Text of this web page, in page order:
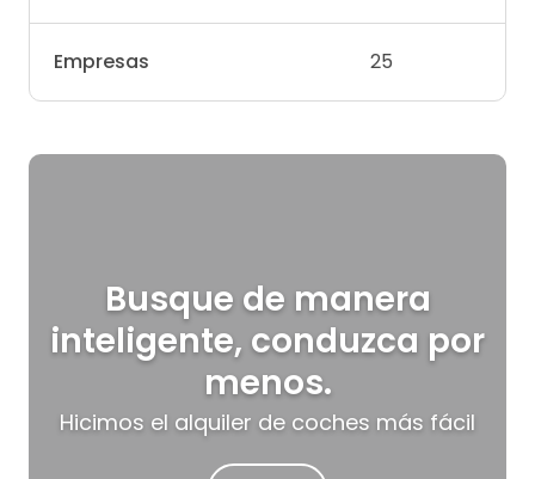
Empresas 25
Busque de manera
inteligente, conduzca por
menos.
Hicimos el alquiler de coches más fácil